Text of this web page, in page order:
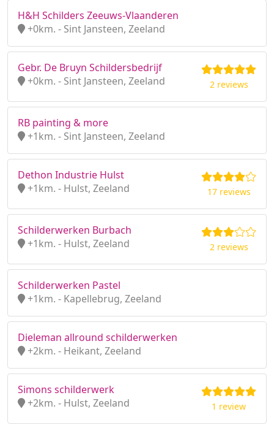
H&H Schilders Zeeuws-Vlaanderen
+0km. - Sint Jansteen, Zeeland
Gebr. De Bruyn Schildersbedrijf
+0km. - Sint Jansteen, Zeeland
2 reviews
RB painting & more
+1km. - Sint Jansteen, Zeeland
Dethon Industrie Hulst
+1km. - Hulst, Zeeland
17 reviews
Schilderwerken Burbach
+1km. - Hulst, Zeeland
2 reviews
Schilderwerken Pastel
+1km. - Kapellebrug, Zeeland
Dieleman allround schilderwerken
+2km. - Heikant, Zeeland
Simons schilderwerk
+2km. - Hulst, Zeeland
1 review